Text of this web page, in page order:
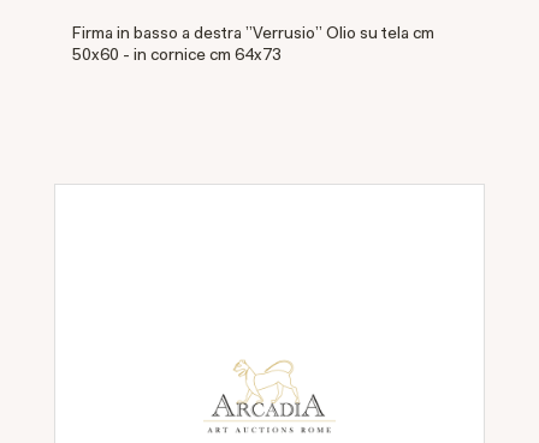
Firma in basso a destra "Verrusio" Olio su tela cm
50x60 - in cornice cm 64x73